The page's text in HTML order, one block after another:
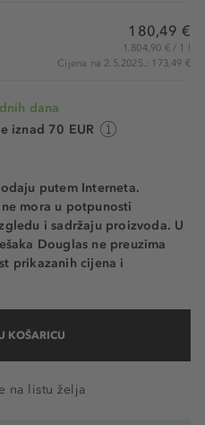
180,49 €
1.804,90 € / 1 l
Cijena na 2.5.2025.: 173,49 €
dana
iznad 70 EUR
putem Interneta.
mora u potpunosti
i sadržaju proizvoda. U
Douglas ne preuzima
prikazanih cijena i
KOŠARICU
na listu želja